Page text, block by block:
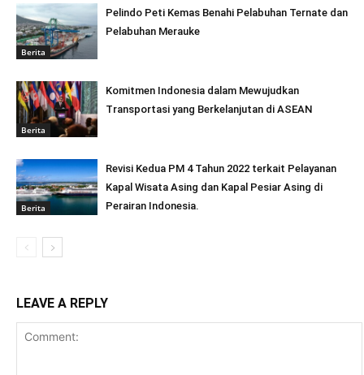
Berita
Pelindo Peti Kemas Benahi Pelabuhan Ternate dan
Pelabuhan Merauke
Berita
Komitmen Indonesia dalam Mewujudkan
Transportasi yang Berkelanjutan di ASEAN
Berita
Revisi Kedua PM 4 Tahun 2022 terkait Pelayanan
Kapal Wisata Asing dan Kapal Pesiar Asing di
Perairan Indonesia.
LEAVE A REPLY